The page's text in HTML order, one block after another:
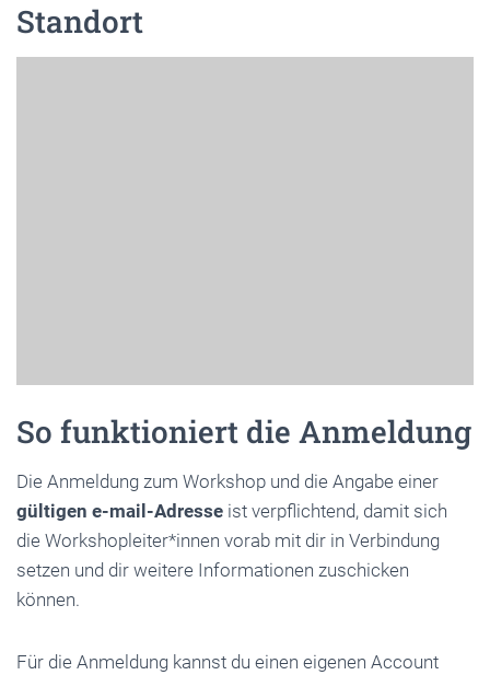
Standort
So funktioniert die Anmeldung
Die Anmeldung zum Workshop und die Angabe einer
gültigen e-mail-Adresse ist verpflichtend, damit sich
die Workshopleiter*innen vorab mit dir in Verbindung
setzen und dir weitere Informationen zuschicken
können.
Für die Anmeldung kannst du einen eigenen Account